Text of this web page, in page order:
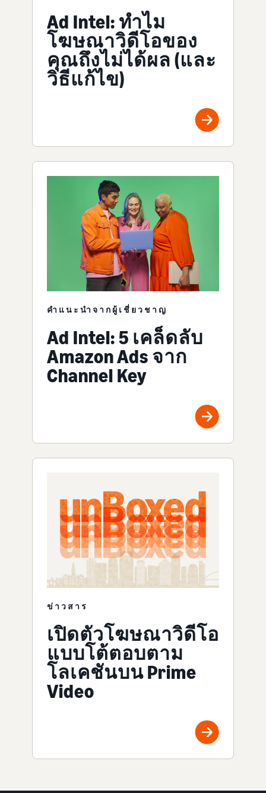
Ad Intel: ทำไม
โฆษณาวิดีโอของ
คุณถึงไม่ได้ผล (และ
วิธีแก้ไข)
คำแนะนำจากผู้เชี่ยวชาญ
Ad Intel: 5 เคล็ดลับ
Amazon Ads จาก
Channel Key
ข่าวสาร
เปิดตัวโฆษณาวิดีโอ
แบบโต้ตอบตาม
โลเคชันบน Prime
Video